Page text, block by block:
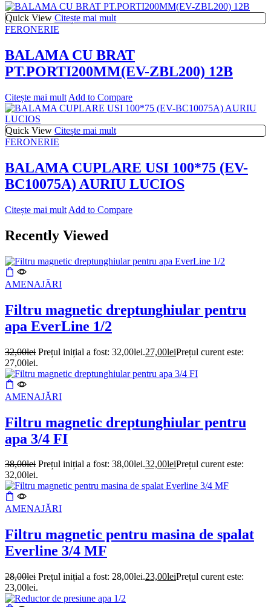
Quick View Citește mai mult
FERONERIE
BALAMA CU BRAT
PT.PORTI200MM(EV-ZBL200) 12B
Citește mai mult Add to Compare
Quick View Citește mai mult
FERONERIE
BALAMA CUPLARE USI 100*75 (EV-
BC10075A) AURIU LUCIOS
Citește mai mult Add to Compare
Recently Viewed
AMENAJĂRI
Filtru magnetic dreptunghiular pentru
apa EverLine 1/2
32,00lei Prețul inițial a fost: 32,00lei.27,00leiPrețul curent este:
27,00lei.
AMENAJĂRI
Filtru magnetic dreptunghiular pentru
apa 3/4 FI
38,00lei Prețul inițial a fost: 38,00lei.32,00leiPrețul curent este:
32,00lei.
AMENAJĂRI
Filtru magnetic pentru masina de spalat
Everline 3/4 MF
28,00lei Prețul inițial a fost: 28,00lei.23,00leiPrețul curent este:
23,00lei.